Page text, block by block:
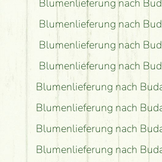
Blumenlieferung nach
Blumenlieferung nach
Blumenlieferung nach
Blumenlieferung nach
Blumenlieferung nach
Blumenlieferung nach
Blumenlieferung nach